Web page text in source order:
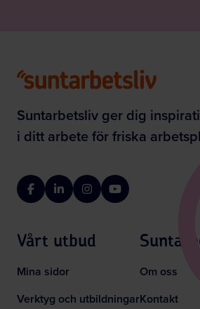
Suntarbetsliv ger dig
i ditt arbete för friska
FacebookLinkedInInstagramYouTube
Vårt utbud
Mina sidor
Verktyg och utbildningar
Om oss
Kontakt